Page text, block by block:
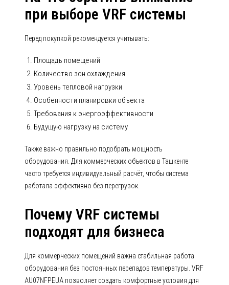
при выборе VRF системы
Перед покупкой рекомендуется учитывать:
Площадь помещений
Количество зон охлаждения
Уровень тепловой нагрузки
Особенности планировки объекта
Требования к энергоэффективности
Будущую нагрузку на систему
Также важно правильно подобрать мощность
оборудования. Для коммерческих объектов в Ташкенте
часто требуется индивидуальный расчёт, чтобы система
работала эффективно без перегрузок.
Почему VRF системы
подходят для бизнеса
Для коммерческих помещений важна стабильная работа
оборудования без постоянных перепадов температуры. VRF
AU07NFPEUA позволяет создать комфортные условия для